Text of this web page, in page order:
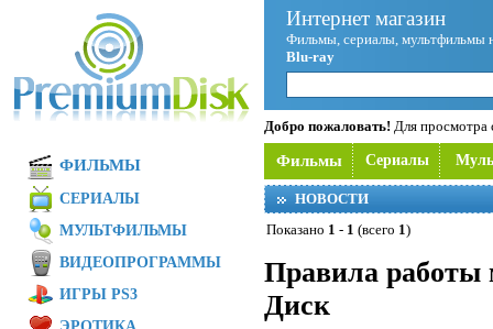
Интернет магазин
Фильмы, сериалы, мультфильмы
Blu-ray
Добро пожаловать! Для просмотра
Фильмы Сериалы
НОВОСТИ
Показано 1 - 1 (всего 1)
Правила работы
Диск
ФИЛЬМЫ
СЕРИАЛЫ
МУЛЬТФИЛЬМЫ
ВИДЕОПРОГРАММЫ
ИГРЫ PS3